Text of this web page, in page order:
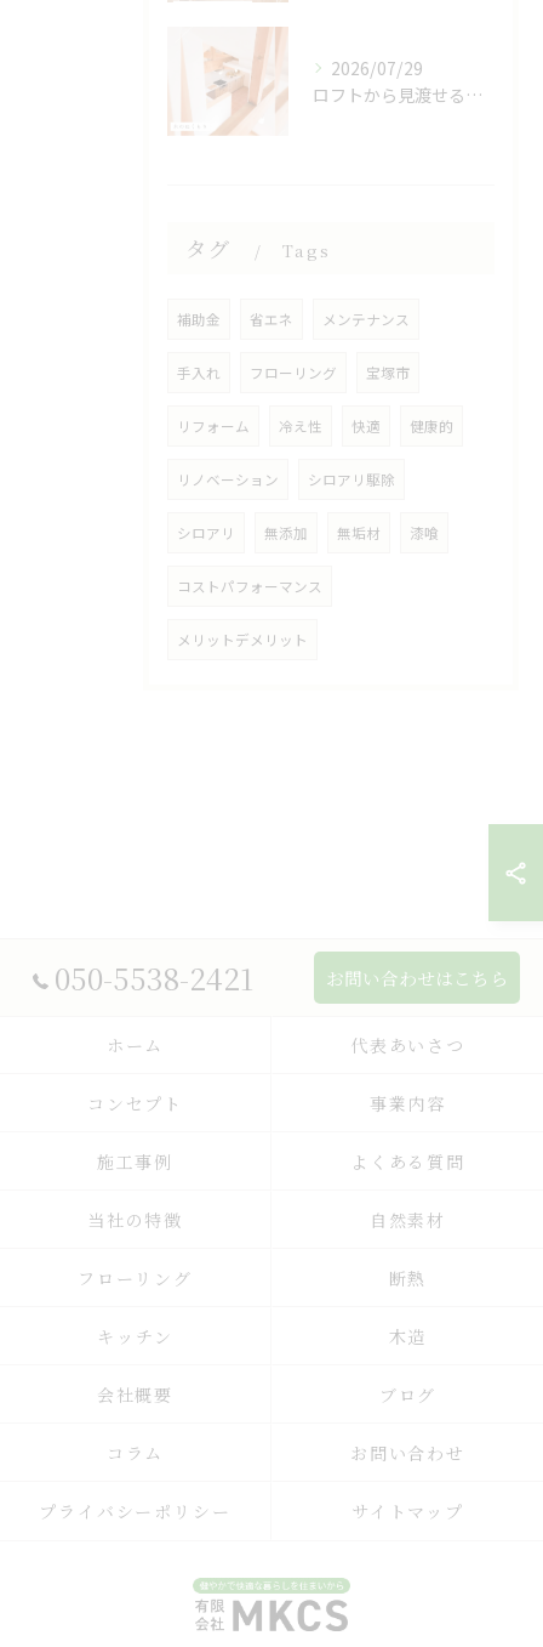
2026/07/29
ロフトから見渡せる、開放的なキッチン🌿
タグ Tags
補助金 省エネ メンテナンス
手入れ フローリング 宝塚市
リフォーム 冷え性 快適 健康的
リノベーション シロアリ駆除
シロアリ 無添加 無垢材 漆喰
コストパフォーマンス
メリットデメリット
050-5538-2421 お問い合わせはこちら
ホーム 代表あいさつ
コンセプト 事業内容
施工事例 よくある質問
当社の特徴 自然素材
フローリング 断熱
キッチン 木造
会社概要 ブログ
コラム お問い合わせ
プライバシーポリシー サイトマップ